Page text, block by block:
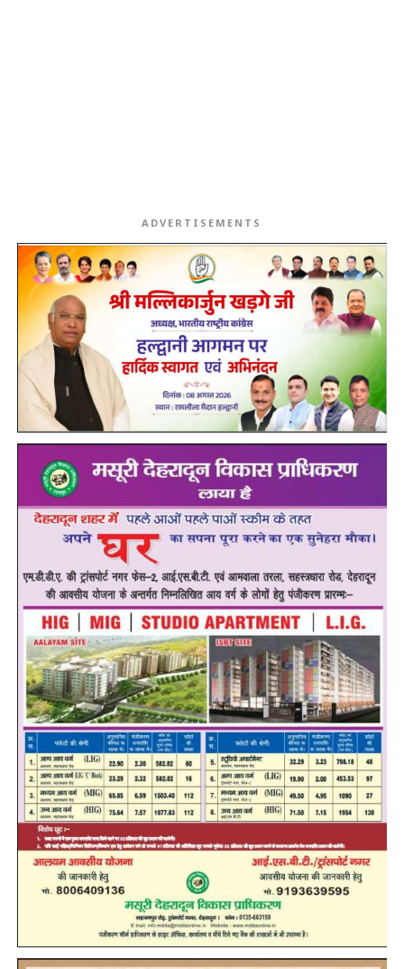
ADVERTISEMENTS